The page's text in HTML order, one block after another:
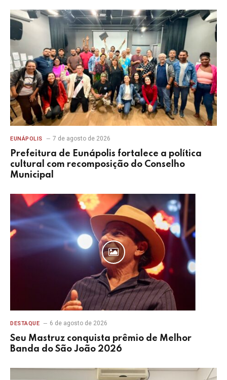
EUNÁPOLIS 7 de agosto de 2026
Prefeitura de Eunápolis fortalece a política
cultural com recomposição do Conselho
Municipal
DESTAQUE 6 de agosto de 2026
Seu Mastruz conquista prêmio de Melhor
Banda do São João 2026